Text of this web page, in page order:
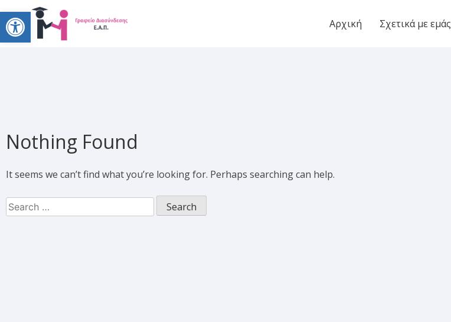
Open toolbar Αρχική Σχετικά με εμάς
Nothing Found
It seems we can’t find what you’re looking for. Perhaps searching can help.